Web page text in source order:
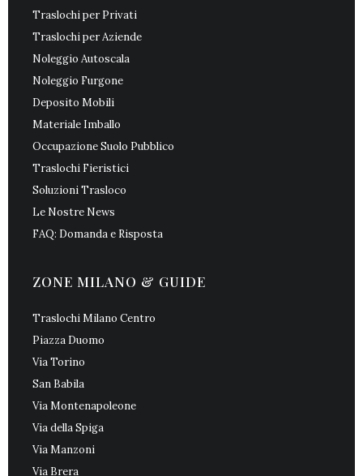
Traslochi per Privati
Traslochi per Aziende
Noleggio Autoscala
Noleggio Furgone
Deposito Mobili
Materiale Imballo
Occupazione Suolo Pubblico
Traslochi Fieristici
Soluzioni Trasloco
Le Nostre News
FAQ: Domanda e Risposta
ZONE MILANO & GUIDE
Traslochi Milano Centro
Piazza Duomo
Via Torino
San Babila
Via Montenapoleone
Via della Spiga
Via Manzoni
Via Brera